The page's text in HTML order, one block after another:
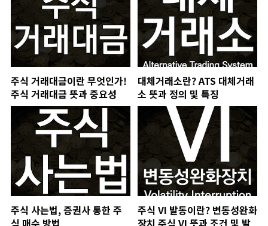
주식 거래대금이란 무엇인가!
주식 거래대금 뜻과 중요성
대체거래소란? ATS 대체거래
소 뜻과 정의 및 특징
주식 사는법, 증권사 통한 주
주식 VI 발동이란? 변동성완화